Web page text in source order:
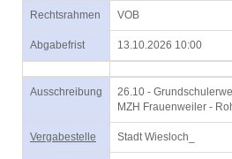
Rechtsrahmen VOB
Abgabefrist 13.10.2026 10:00
Ausschreibung
26.10 -
MZH Frauenweiler -
Vergabestelle Stadt Wiesloch_